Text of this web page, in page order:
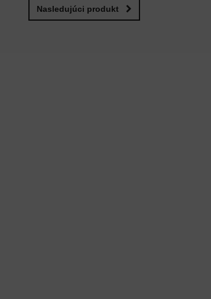
Nasledujúci produkt